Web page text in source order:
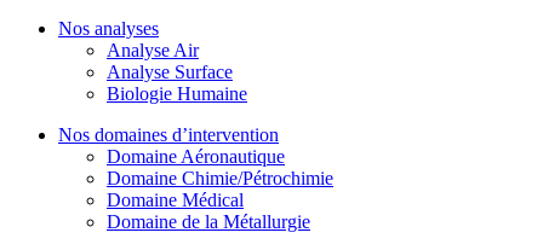
Nos analyses
Analyse Air
Analyse Surface
Biologie Humaine
Nos domaines d’intervention
Domaine Aéronautique
Domaine Chimie/Pétrochimie
Domaine Médical
Domaine de la Métallurgie